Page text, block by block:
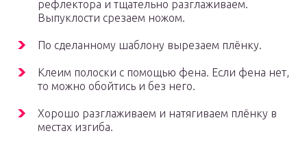
рефлектора и тщательно разглаживаем.
Выпуклости срезаем ножом.
По сделанному шаблону вырезаем плёнку.
Клеим полоски с помощью фена. Если фена нет,
то можно обойтись и без него.
Хорошо разглаживаем и натягиваем плёнку в
местах изгиба.